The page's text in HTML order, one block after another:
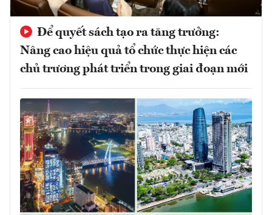
Để quyết sách tạo ra tăng trưởng:
Nâng cao hiệu quả tổ chức thực hiện các
chủ trương phát triển trong giai đoạn mới